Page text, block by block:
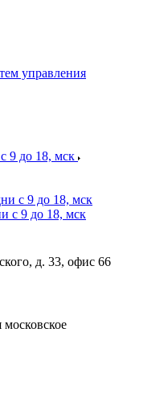
9 до 18, мск
с 9 до 18, мск
с 9 до 18, мск
д. 33, офис 66